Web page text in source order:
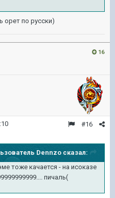
орет по русски)
16
#16
Dennzo сказал:
тоже качается - на исоказе
пичаль(